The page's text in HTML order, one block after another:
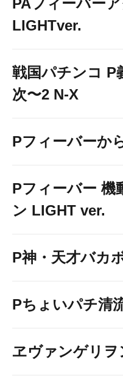
PAフィーバー
LIGHTver.
戦国パチンコ P
次〜2 N-X
Pフィーバーか
Pフィーバー 機
ン LIGHT ver.
P神・天才バカ
Pちょいパチ清
ヱヴァンゲリ